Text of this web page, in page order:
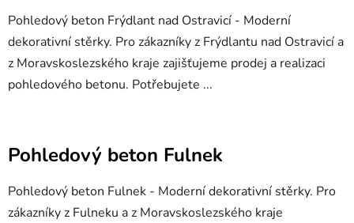
Pohledový beton Frýdlant nad Ostravicí - Moderní
dekorativní stěrky. Pro zákazníky z Frýdlantu nad Ostravicí a
z Moravskoslezského kraje zajišťujeme prodej a realizaci
pohledového betonu. Potřebujete ...
Pohledový beton Fulnek
Pohledový beton Fulnek - Moderní dekorativní stěrky. Pro
zákazníky z Fulneku a z Moravskoslezského kraje